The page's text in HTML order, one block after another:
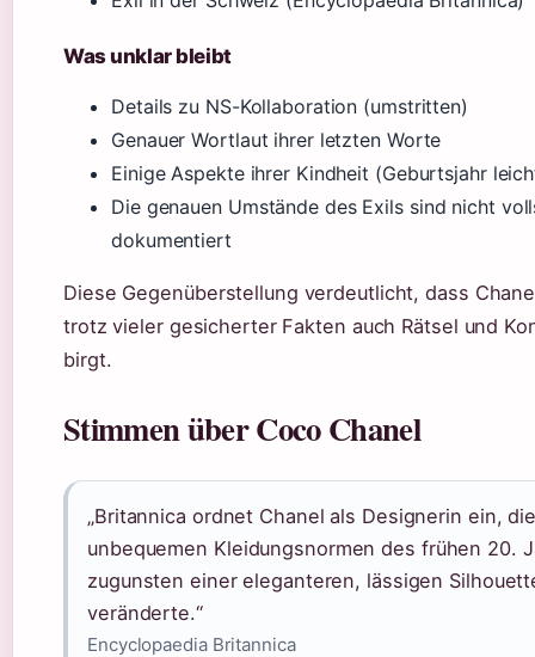
Was unklar bleibt
Details zu NS-Kollaboration (umstritten)
Genauer Wortlaut ihrer letzten Worte
Einige Aspekte ihrer Kindheit (Geburtsjahr
Die genauen Umstände des Exils sind nicht
dokumentiert
Diese Gegenüberstellung verdeutlicht, dass
trotz vieler gesicherter Fakten auch Rätsel und
birgt.
Stimmen über Coco Chanel
„Britannica ordnet Chanel als Designerin ein,
unbequemen Kleidungsnormen des frühen 20.
zugunsten einer eleganteren, lässigen
veränderte.“
Encyclopaedia Britannica